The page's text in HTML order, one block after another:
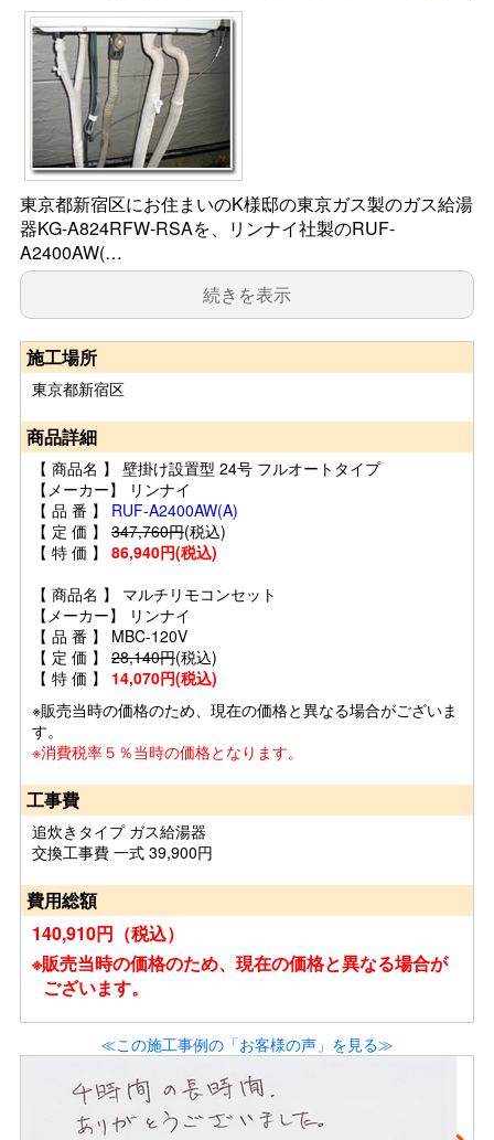
東京都新宿区にお住まいのK様邸の東京ガス製のガス給湯
器KG-A824RFW-RSAを、リンナイ社製のRUF-
A2400AW(…
続きを表示
施工場所
東京都新宿区
商品詳細
【 商品名 】 壁掛け設置型 24号 フルオートタイプ
【メーカー】 リンナイ
【 品 番 】 RUF-A2400AW(A)
【 定 価 】 347,760円(税込)
【 特 価 】 86,940円(税込)
【 商品名 】 マルチリモコンセット
【メーカー】 リンナイ
【 品 番 】 MBC-120V
【 定 価 】 28,140円(税込)
【 特 価 】 14,070円(税込)
※販売当時の価格のため、現在の価格と異なる場合がございま
す。
※消費税率５％当時の価格となります。
工事費
追炊きタイプ ガス給湯器
交換工事費 一式 39,900円
費用総額
140,910円（税込）
※販売当時の価格のため、現在の価格と異なる場合が
ございます。
≪この施工事例の「お客様の声」を見る≫